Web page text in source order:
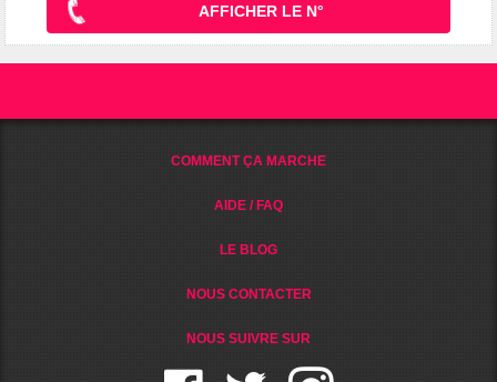
AFFICHER LE N°
COMMENT ÇA MARCHE
AIDE / FAQ
LE BLOG
NOUS CONTACTER
NOUS SUIVRE SUR